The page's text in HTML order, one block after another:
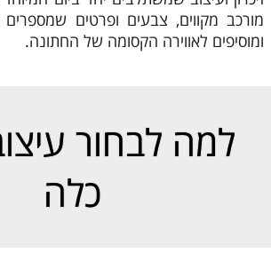
מורכב מקווים, צבעים ופרטים שמספרים
ומוסיפים לאווירה הקסומה של החתונה.
למה לבחור
כלה